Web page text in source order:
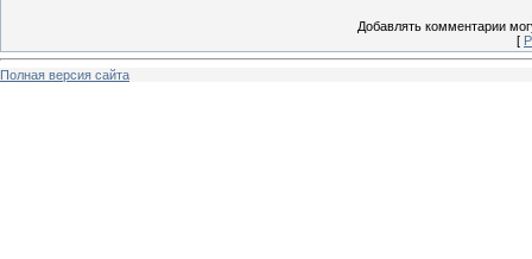
Добавлять комментарии
[
Полная версия сайта